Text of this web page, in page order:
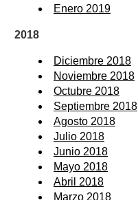
Enero 2019
2018
Diciembre 2018
Noviembre 2018
Octubre 2018
Septiembre 2018
Agosto 2018
Julio 2018
Junio 2018
Mayo 2018
Abril 2018
Marzo 2018